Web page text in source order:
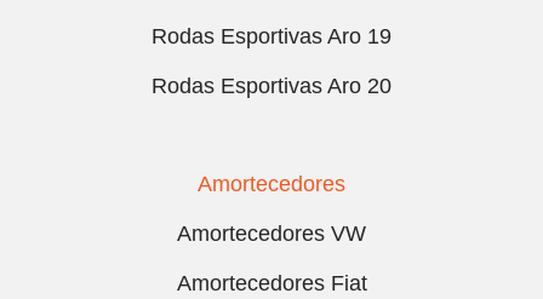
Rodas Esportivas Aro 19
Rodas Esportivas Aro 20
Amortecedores
Amortecedores VW
Amortecedores Fiat